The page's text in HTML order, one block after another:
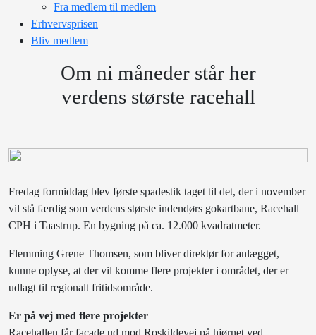
Fra medlem til medlem
Erhvervsprisen
Bliv medlem
Om ni måneder står her
verdens største racehall
Fredag formiddag blev første spadestik taget til det, der i november
vil stå færdig som verdens største indendørs gokartbane, Racehall
CPH i Taastrup. En bygning på ca. 12.000 kvadratmeter.
Flemming Grene Thomsen, som bliver direktør for anlægget,
kunne oplyse, at der vil komme flere projekter i området, der er
udlagt til regionalt fritidsområde.
Er på vej med flere projekter
Racehallen får facade ud mod Roskildevej på hjørnet ved